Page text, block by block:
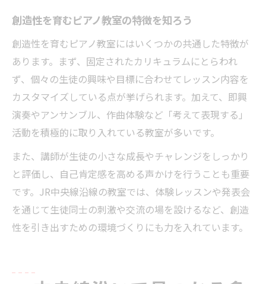
創造性を育むピアノ教室の特徴を知ろう
創造性を育むピアノ教室にはいくつかの共通した特徴が
あります。まず、固定されたカリキュラムにとらわれ
ず、個々の生徒の興味や目標に合わせてレッスン内容を
カスタマイズしている点が挙げられます。加えて、即興
演奏やアンサンブル、作曲体験など「考えて表現する」
活動を積極的に取り入れている教室が多いです。
また、講師が生徒の小さな成長やチャレンジをしっかり
と評価し、自己肯定感を高める声かけを行うことも重要
です。JR中央線沿線の教室では、体験レッスンや発表会
を通じて生徒同士の刺激や交流の場を設けるなど、創造
性を引き出すための環境づくりにも力を入れています。